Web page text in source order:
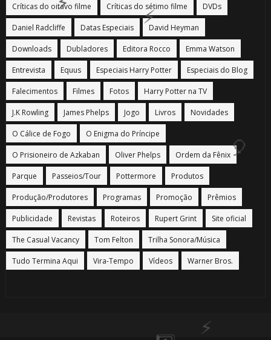
Críticas do oitavo filme Críticas do sétimo filme DVDs
Daniel Radcliffe Datas Especiais David Heyman
Downloads Dubladores Editora Rocco Emma Watson
Entrevista Equus Especiais Harry Potter Especiais do Blog
Falecimentos Filmes Fotos Harry Potter na TV
J.K Rowling James Phelps Jogo Livros Novidades
O Cálice de Fogo O Enigma do Príncipe
O Prisioneiro de Azkaban Oliver Phelps Ordem da Fênix
Parque Passeios/Tour Pottermore Produtos
Produção/Produtores Programas Promoção Prêmios
Publicidade Revistas Roteiros Rupert Grint Site oficial
The Casual Vacancy Tom Felton Trilha Sonora/Música
Tudo Termina Aqui Vira-Tempo Vídeos Warner Bros.
⚡
🎂
⚡